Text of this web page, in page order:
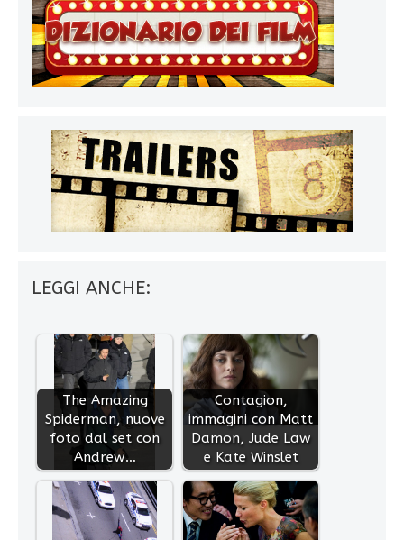
LEGGI ANCHE:
The Amazing
Spiderman, nuove
foto dal set con
Andrew…
Contagion,
immagini con Matt
Damon, Jude Law
e Kate Winslet